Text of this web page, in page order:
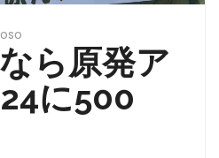
ら原発ア
に500